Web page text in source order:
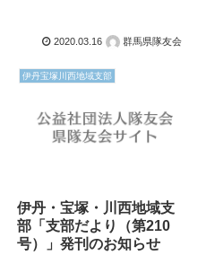
2020.03.16 群馬県隊友会
伊丹宝塚川西地域支部
伊丹・宝塚・川西地域支
部「支部だより（第210
号）」発刊のお知らせ